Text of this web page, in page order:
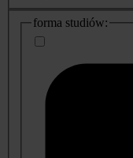
dodatkowe
informacje
forma studiów: